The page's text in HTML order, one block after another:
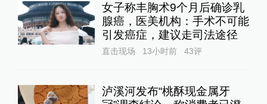
女子称丰胸术9个月后确诊乳
腺癌，医美机构：手术不可能
引发癌症，建议走司法途径
直击现场 13小时前 43评
泸溪河发布“桃酥现金属牙